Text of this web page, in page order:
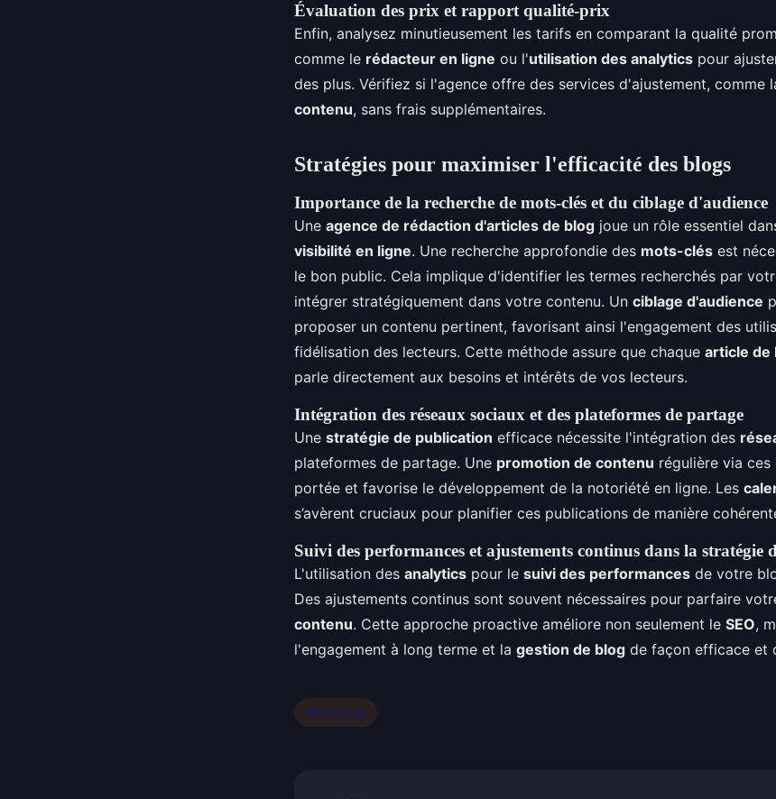
Évaluation des prix et rapport qualité-prix
Enfin, analysez minutieusement les tarifs en comparant la qualité
comme le rédacteur en ligne ou l'utilisation des analytics pour
des plus. Vérifiez si l'agence offre des services d'ajustement, comme
contenu, sans frais supplémentaires.
Stratégies pour maximiser l'efficacité des blogs
Importance de la recherche de mots-clés et du ciblage d'audience
Une agence de rédaction d'articles de blog joue un rôle essentiel
visibilité en ligne. Une recherche approfondie des mots-clés est
le bon public. Cela implique d'identifier les termes recherchés par
intégrer stratégiquement dans votre contenu. Un ciblage d'audience
proposer un contenu pertinent, favorisant ainsi l'engagement des
fidélisation des lecteurs. Cette méthode assure que chaque article de
parle directement aux besoins et intérêts de vos lecteurs.
Intégration des réseaux sociaux et des plateformes de partage
Une stratégie de publication efficace nécessite l'intégration des
plateformes de partage. Une promotion de contenu régulière via
portée et favorise le développement de la notoriété en ligne. Les
s’avèrent cruciaux pour planifier ces publications de manière
Suivi des performances et ajustements continus dans la stratégie
L'utilisation des analytics pour le suivi des performances de votre
Des ajustements continus sont souvent nécessaires pour parfaire
contenu. Cette approche proactive améliore non seulement le SEO,
l'engagement à long terme et la gestion de blog de façon efficace et
Marketing